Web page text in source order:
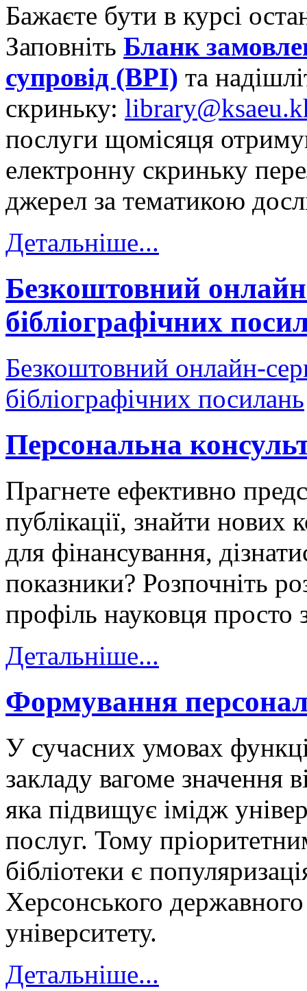
Бажаєте бути в курсі
Заповніть Бланк
супровід (ВРІ) та
скриньку:
послуги щомісяця
електронну скриньку
джерел за тематикою
Детальніше...
Безкоштовний онлайн-
бібліографічних
Безкоштовний онлайн-
бібліографічних посилань
Персональна
Прагнете ефективно
публікації, знайти нових
для фінансування,
показники? Розпочніть
профіль науковця просто
Детальніше...
Формування
У сучасних умовах
закладу вагоме значення
яка підвищує імідж
послуг. Тому
бібліотеки є
Херсонського
університету.
Детальніше...